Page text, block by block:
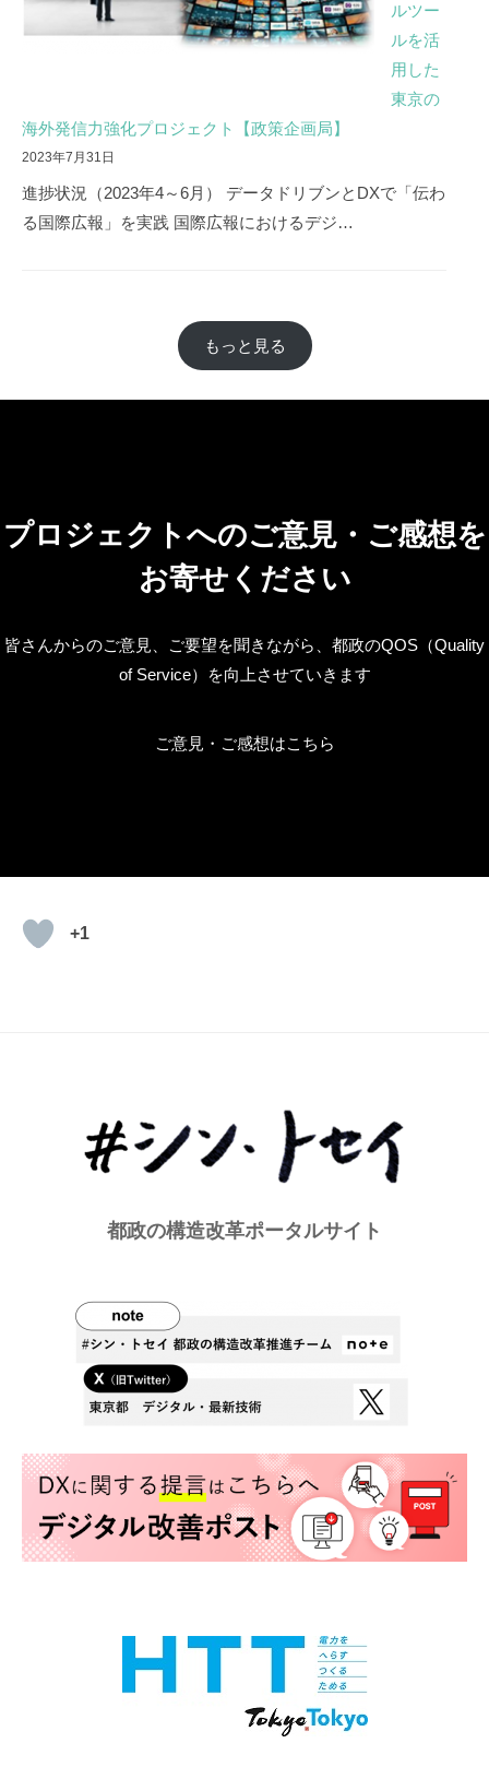
ルツー
ルを活
用した
東京の
海外発信力強化プロジェクト【政策企画局】
2023年7月31日
進捗状況（2023年4～6月） データドリブンとDXで「伝わ
る国際広報」を実践 国際広報におけるデジ…
もっと見る
プロジェクトへのご意見・ご感想を
お寄せください
皆さんからのご意見、ご要望を聞きながら、都政のQOS（Quality
of Service）を向上させていきます
ご意見・ご感想はこちら
+1
都政の構造改革ポータルサイト